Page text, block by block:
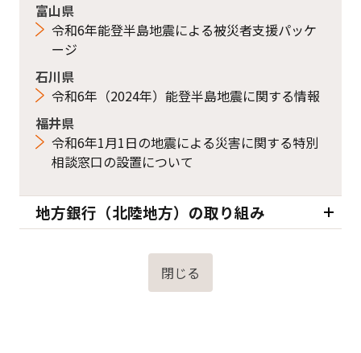
富山県
令和6年能登半島地震による被災者支援パッケ
ージ
石川県
令和6年（2024年）能登半島地震に関する情報
福井県
令和6年1月1日の地震による災害に関する特別
相談窓口の設置について
地方銀行（北陸地方）の取り組み
閉じる